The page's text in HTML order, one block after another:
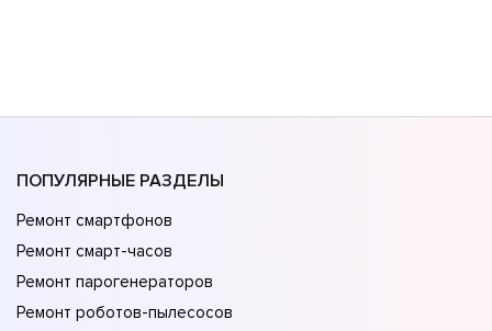
ПОПУЛЯРНЫЕ РАЗДЕЛЫ
Ремонт смартфонов
Ремонт смарт-часов
Ремонт парогенераторов
Ремонт роботов-пылесосов